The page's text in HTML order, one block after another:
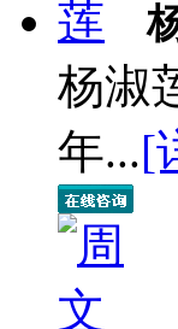
杨淑
年...[